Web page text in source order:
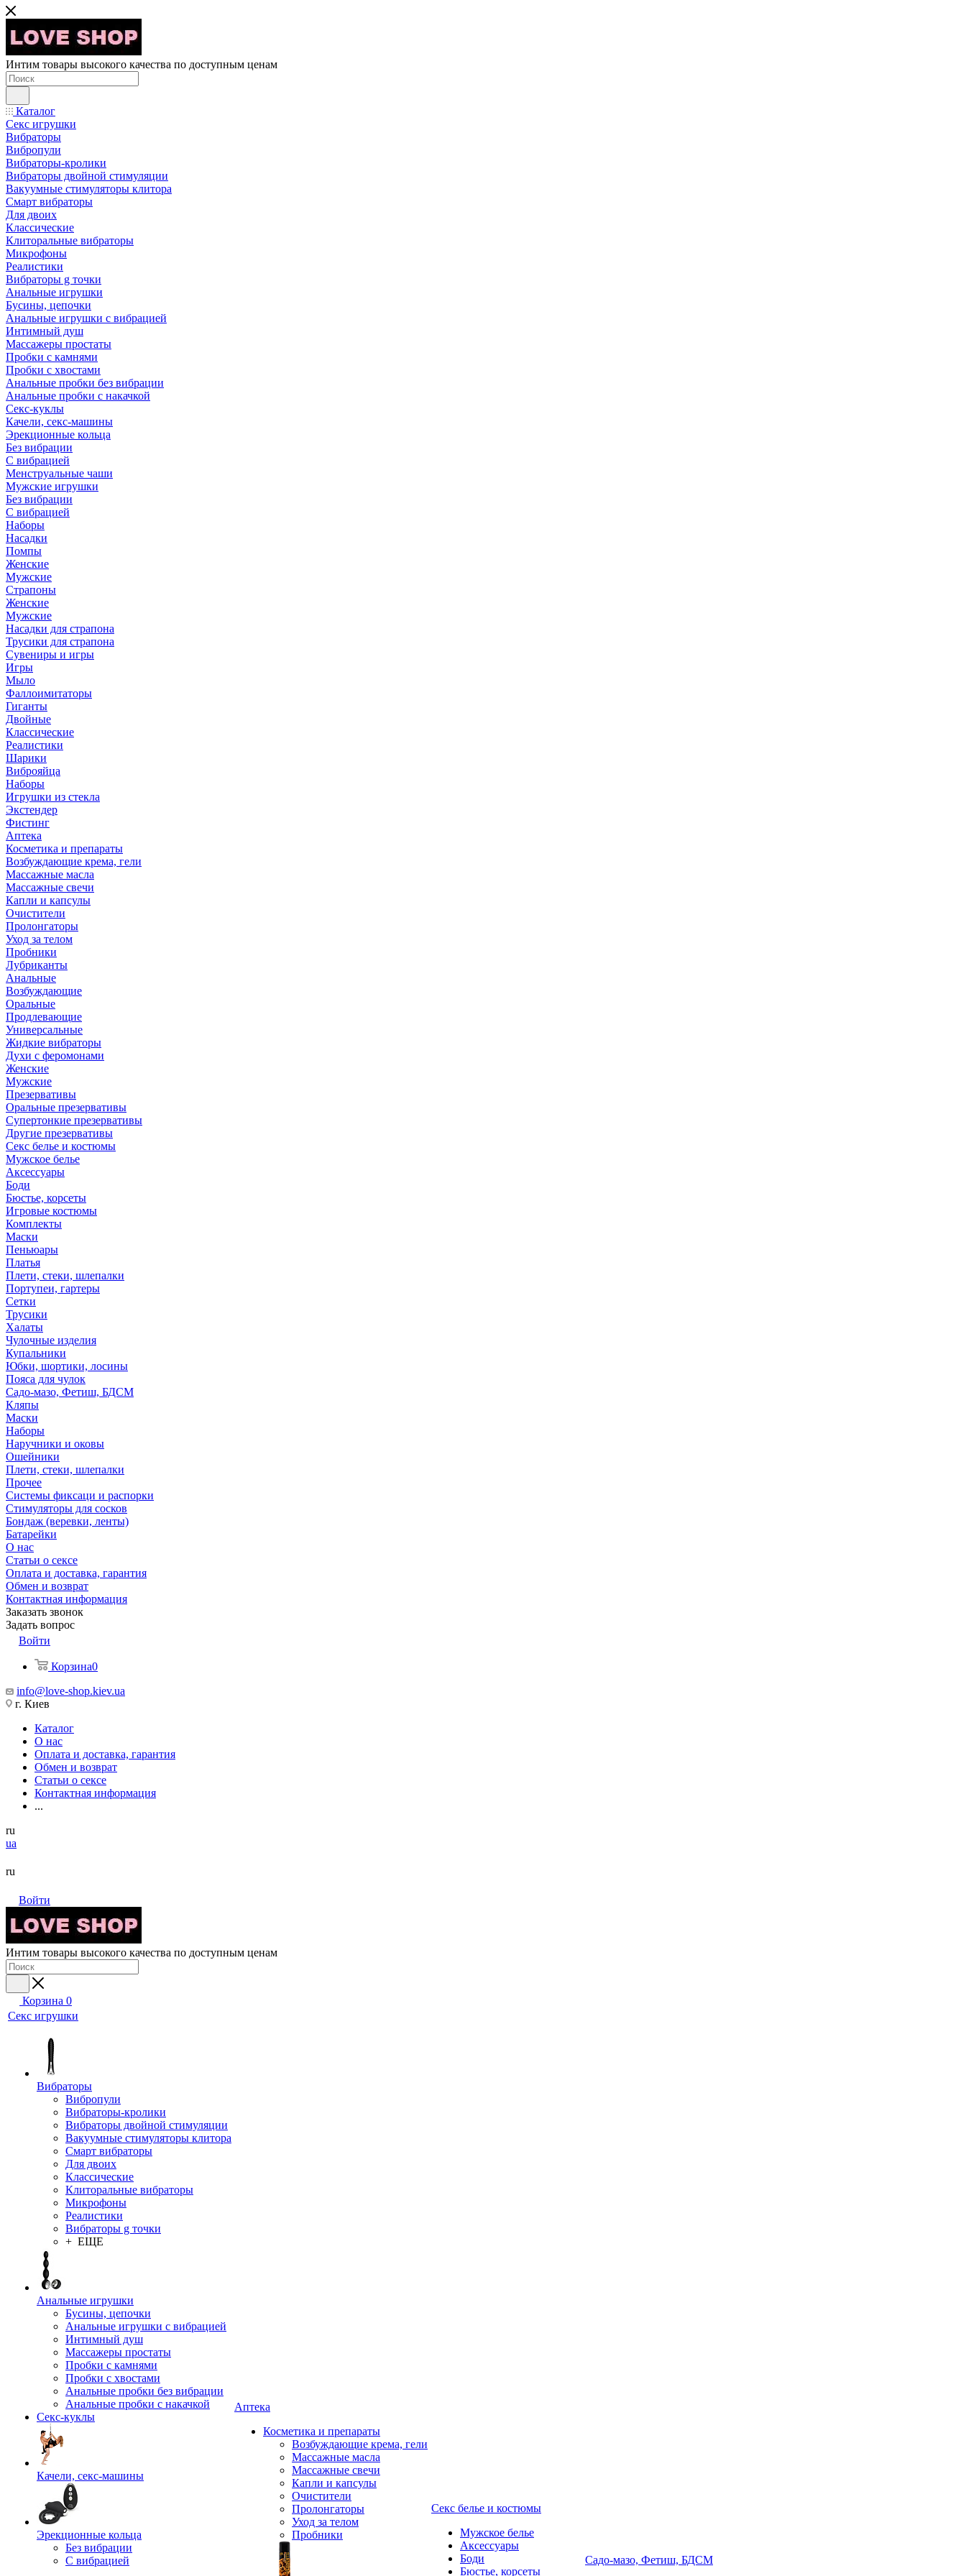
Интим товары высокого качества по доступным ценам
Каталог
Секс игрушки
Вибраторы
Вибропули
Вибраторы-кролики
Вибраторы двойной стимуляции
Вакуумные стимуляторы клитора
Смарт вибраторы
Для двоих
Классические
Клиторальные вибраторы
Микрофоны
Реалистики
Вибраторы g точки
Анальные игрушки
Бусины, цепочки
Анальные игрушки с вибрацией
Интимный душ
Массажеры простаты
Пробки с камнями
Пробки с хвостами
Анальные пробки без вибрации
Анальные пробки с накачкой
Секс-куклы
Качели, секс-машины
Эрекционные кольца
Без вибрации
С вибрацией
Менструальные чаши
Мужские игрушки
Без вибрации
С вибрацией
Наборы
Насадки
Помпы
Женские
Мужские
Страпоны
Женские
Мужские
Насадки для страпона
Трусики для страпона
Сувениры и игры
Игры
Мыло
Фаллоимитаторы
Гиганты
Двойные
Классические
Реалистики
Шарики
Виброяйца
Наборы
Игрушки из стекла
Экстендер
Фистинг
Аптека
Косметика и препараты
Возбуждающие крема, гели
Массажные масла
Массажные свечи
Капли и капсулы
Очистители
Пролонгаторы
Уход за телом
Пробники
Лубриканты
Анальные
Возбуждающие
Оральные
Продлевающие
Универсальные
Жидкие вибраторы
Духи с феромонами
Женские
Мужские
Презервативы
Оральные презервативы
Супертонкие презервативы
Другие презервативы
Секс белье и костюмы
Мужское белье
Аксессуары
Боди
Бюстье, корсеты
Игровые костюмы
Комплекты
Маски
Пеньюары
Платья
Плети, стеки, шлепалки
Портупеи, гартеры
Сетки
Трусики
Халаты
Чулочные изделия
Купальники
Юбки, шортики, лосины
Пояса для чулок
Садо-мазо, Фетиш, БДСМ
Кляпы
Маски
Наборы
Наручники и оковы
Ошейники
Плети, стеки, шлепалки
Прочее
Системы фиксаци и распорки
Стимуляторы для сосков
Бондаж (веревки, ленты)
Батарейки
О нас
Статьи о сексе
Оплата и доставка, гарантия
Обмен и возврат
Контактная информация
Заказать звонок
Задать вопрос
Войти
Корзина0
info@love-shop.kiev.ua
г. Киев
Каталог
О нас
Оплата и доставка, гарантия
Обмен и возврат
Статьи о сексе
Контактная информация
...
ru
ua
ru
Войти
Интим товары высокого качества по доступным ценам
Корзина 0
Секс игрушки
Вибраторы
Вибропули
Вибраторы-кролики
Вибраторы двойной стимуляции
Вакуумные стимуляторы клитора
Смарт вибраторы
Для двоих
Классические
Клиторальные вибраторы
Микрофоны
Реалистики
Вибраторы g точки
+ ЕЩЕ
Анальные игрушки
Бусины, цепочки
Анальные игрушки с вибрацией
Интимный душ
Массажеры простаты
Пробки с камнями
Пробки с хвостами
Анальные пробки без вибрации
Анальные пробки с накачкой
Секс-куклы
Качели, секс-машины
Эрекционные кольца
Без вибрации
С вибрацией
Аптека
Косметика и препараты
Возбуждающие крема, гели
Массажные масла
Массажные свечи
Капли и капсулы
Очистители
Пролонгаторы
Уход за телом
Пробники
Секс белье и костюмы
Мужское белье
Аксессуары
Боди
Бюстье, корсеты
Садо-мазо, Фетиш, БДСМ